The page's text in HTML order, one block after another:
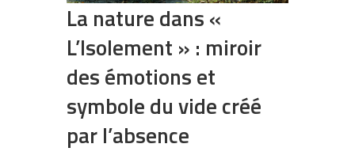
La nature dans «
L’Isolement » : miroir
des émotions et
symbole du vide créé
par l’absence